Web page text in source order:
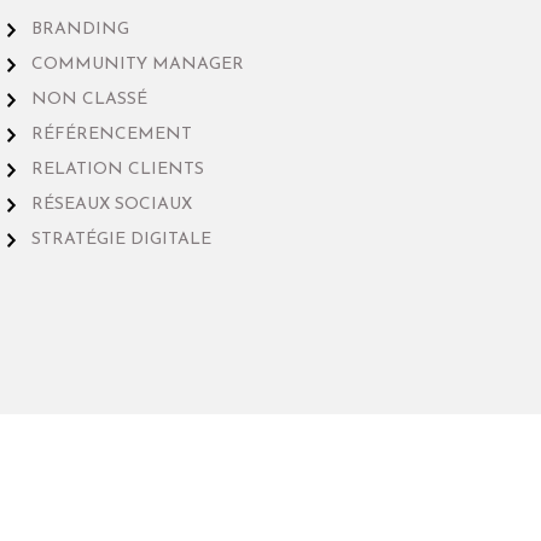
BRANDING
COMMUNITY MANAGER
NON CLASSÉ
RÉFÉRENCEMENT
RELATION CLIENTS
RÉSEAUX SOCIAUX
STRATÉGIE DIGITALE